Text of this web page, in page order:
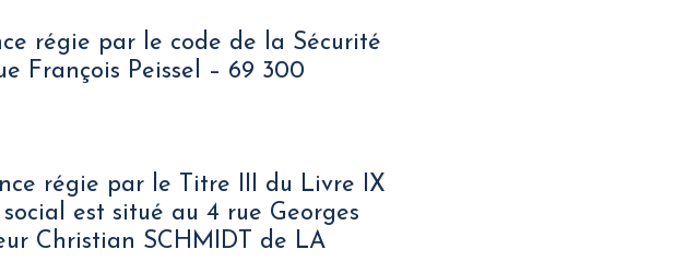
régie par le code de la Sécurité
François Peissel – 69 300
régie par le Titre III du Livre IX
est situé au 4 rue Georges
Christian SCHMIDT de LA